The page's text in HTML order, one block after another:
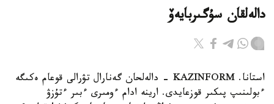
دالەلقان سۇگىربايەۆ
استانا. KAZINFORM - دالەلحان گەنارال تۋرالى قوعام ەكىگە
ءبولىنىپ پىكىر قوزعايدى. ارينە ادام ءومىرى ءبىر ءتۇزۋ